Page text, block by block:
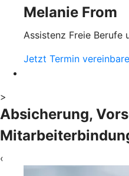
Melanie From
Assistenz Freie Berufe
Jetzt Termin
>
Absicherung,
‹